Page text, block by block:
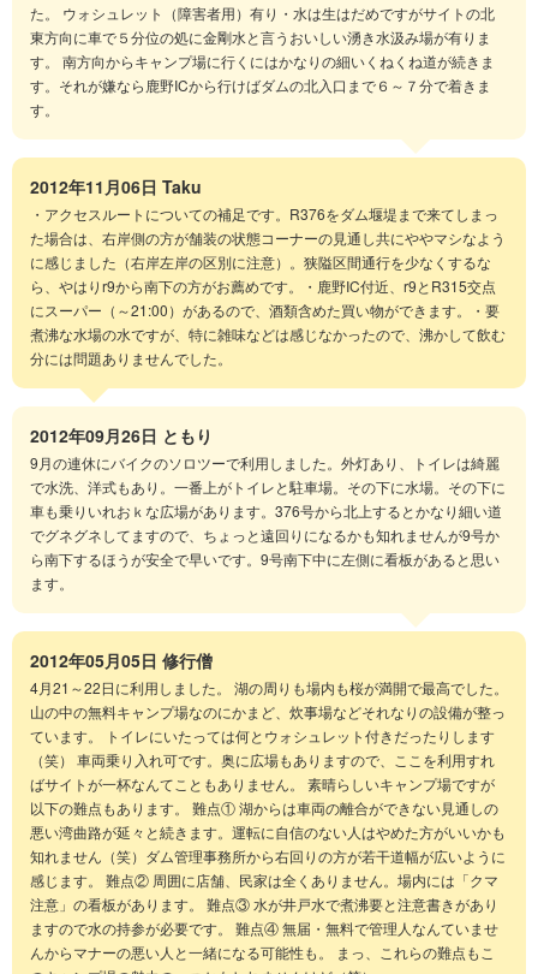
た。 ウォシュレット（障害者用）有り・水は生はだめですがサイトの北
東方向に車で５分位の処に金剛水と言うおいしい湧き水汲み場が有りま
す。 南方向からキャンプ場に行くにはかなりの細いくねくね道が続きま
す。それが嫌なら鹿野ICから行けばダムの北入口まで６～７分で着きま
す。
2012年11月06日 Taku
・アクセスルートについての補足です。R376をダム堰堤まで来てしまっ
た場合は、右岸側の方が舗装の状態コーナーの見通し共にややマシなよう
に感じました（右岸左岸の区別に注意）。狭隘区間通行を少なくするな
ら、やはりr9から南下の方がお薦めです。・鹿野IC付近、r9とR315交点
にスーパー（～21:00）があるので、酒類含めた買い物ができます。・要
煮沸な水場の水ですが、特に雑味などは感じなかったので、沸かして飲む
分には問題ありませんでした。
2012年09月26日 ともり
9月の連休にバイクのソロツーで利用しました。外灯あり、トイレは綺麗
で水洗、洋式もあり。一番上がトイレと駐車場。その下に水場。その下に
車も乗りいれおｋな広場があります。376号から北上するとかなり細い道
でグネグネしてますので、ちょっと遠回りになるかも知れませんが9号か
ら南下するほうが安全で早いです。9号南下中に左側に看板があると思い
ます。
2012年05月05日 修行僧
4月21～22日に利用しました。 湖の周りも場内も桜が満開で最高でした。
山の中の無料キャンプ場なのにかまど、炊事場などそれなりの設備が整っ
ています。 トイレにいたっては何とウォシュレット付きだったりします
（笑） 車両乗り入れ可です。奥に広場もありますので、ここを利用すれ
ばサイトが一杯なんてこともありません。 素晴らしいキャンプ場ですが
以下の難点もあります。 難点① 湖からは車両の離合ができない見通しの
悪い湾曲路が延々と続きます。運転に自信のない人はやめた方がいいかも
知れません（笑）ダム管理事務所から右回りの方が若干道幅が広いように
感じます。 難点② 周囲に店舗、民家は全くありません。場内には「クマ
注意」の看板があります。 難点③ 水が井戸水で煮沸要と注意書きがあり
ますので水の持参が必要です。 難点④ 無届・無料で管理人なんていませ
んからマナーの悪い人と一緒になる可能性も。 まっ、これらの難点もこ